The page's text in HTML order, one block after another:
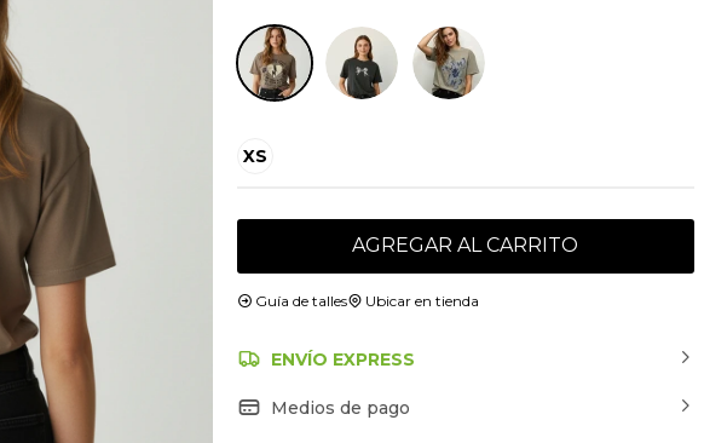
XS
AGREGAR AL CARRITO
Guía de talles Ubicar en tienda
ENVÍO EXPRESS
Medios de pago